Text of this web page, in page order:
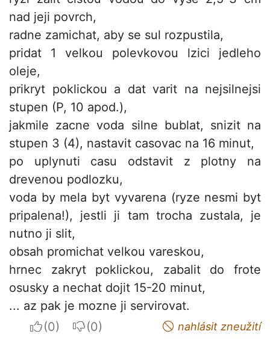
nad jeji povrch,
radne zamichat, aby se sul rozpustila,
pridat 1 velkou polevkovou lzici jedleho
oleje,
prikryt poklickou a dat varit na nejsilnejsi
stupen (P, 10 apod.),
jakmile zacne voda silne bublat, snizit na
stupen 3 (4), nastavit casovac na 16 minut,
po uplynuti casu odstavit z plotny na
drevenou podlozku,
voda by mela byt vyvarena (ryze nesmi byt
pripalena!), jestli ji tam trocha zustala, je
nutno ji slit,
obsah promichat velkou vareskou,
hrnec zakryt poklickou, zabalit do frote
osusky a nechat dojit 15-20 minut,
... az pak je mozne ji servirovat.
I apreciateI do not appreciatenahlásit zneužití